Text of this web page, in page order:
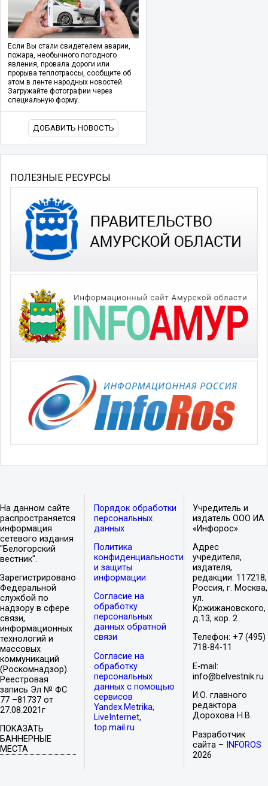
Если Вы стали свидетелем аварии,
пожара, необычного погодного
явления, провала дороги или
прорыва теплотрассы, сообщите об
этом в ленте народных новостей.
Загружайте фотографии через
специальную форму.
ДОБАВИТЬ НОВОСТЬ
ПОЛЕЗНЫЕ РЕСУРСЫ
На данном сайте
распространяется
информация
сетевого издания
"Белогорский
вестник".
Зарегистрировано
Федеральной
службой по
надзору в сфере
связи,
информационных
технологий и
массовых
коммуникаций
(Роскомнадзор).
Реестровая
запись Эл № ФС
77 –81737 от
27.08.2021г
ПОКАЗАТЬ
БАННЕРНЫЕ
МЕСТА
Порядок обработки
персональных
данных
Политика
конфиденциальности
и защиты
информации
Согласие на
обработку
персональных
данных обратной
связи
Согласие на
обработку
персональных
данных с помощью
сервисов
Yandex.Metrika,
LiveInternet,
top.mail.ru
Учредитель и
издатель ООО ИА
«Инфорос».
Адрес
учредителя,
издателя,
редакции: 117218,
Россия, г. Москва,
ул.
Кржижановского,
д.13, кор. 2
Телефон: +7 (495)
718-84-11
E-mail:
info@belvestnik.ru
И.О. главного
редактора
Дорохова Н.В.
Разработчик
сайта –
INFOROS
2026